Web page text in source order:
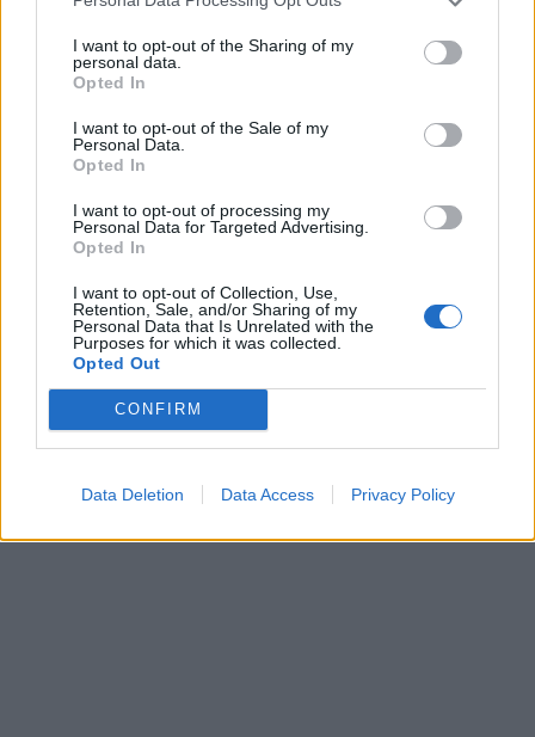
I want to opt-out of the Sharing of my
personal data.
Opted In
I want to opt-out of the Sale of my
Personal Data.
Opted In
I want to opt-out of processing my
Personal Data for Targeted Advertising.
Opted In
I want to opt-out of Collection, Use,
Retention, Sale, and/or Sharing of my
Personal Data that Is Unrelated with the
Purposes for which it was collected.
Opted Out
CONFIRM
Data Deletion Data Access Privacy Policy
dimensione possono sfruttare tutte le potenzialità offerte dalla
tecnologia cloud per aprire o rafforzare la propria presenza sul
, ha concluso Podda.